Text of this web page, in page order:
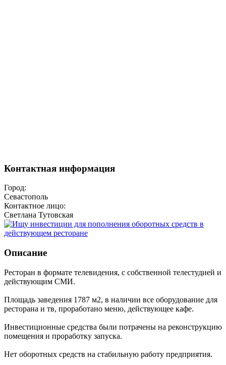
Контактная информация
Город:
Севастополь
Контактное лицо:
Светлана Тутовская
Описание
Ресторан в формате телевидения, с собственной телестудией и
действующим СМИ.
Площадь заведения 1787 м2, в наличии все оборудование для
ресторана и тв, проработано меню, действующее кафе.
Инвестиционные средства были потрачены на реконструкцию
помещения и проработку запуска.
Нет оборотных средств на стабильную работу предприятия.